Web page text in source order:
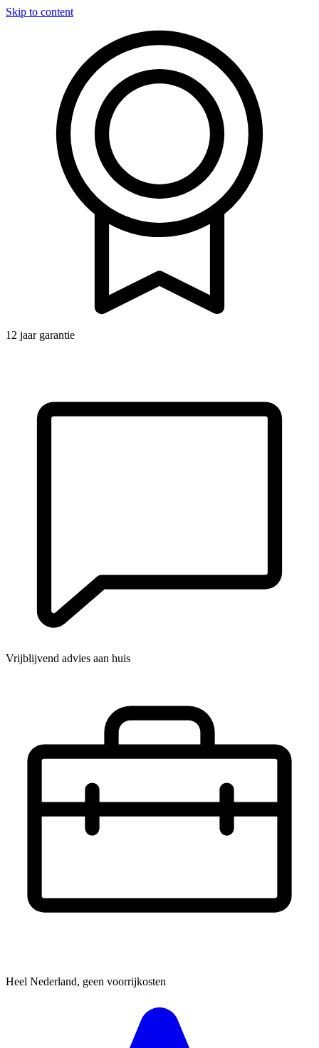
Skip to content
12 jaar garantie
Vrijblijvend advies aan huis
Heel Nederland, geen voorrijkosten